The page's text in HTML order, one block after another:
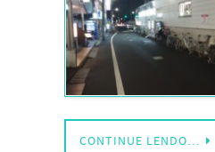
CONTINUE LENDO…